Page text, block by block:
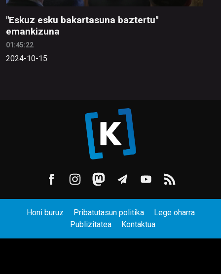
"Eskuz esku bakartasuna baztertu"
emankizuna
01:45:22
2024-10-15
Honi buruz Pribatutasun politika
Lege oharra
Publizitatea
Kontaktua